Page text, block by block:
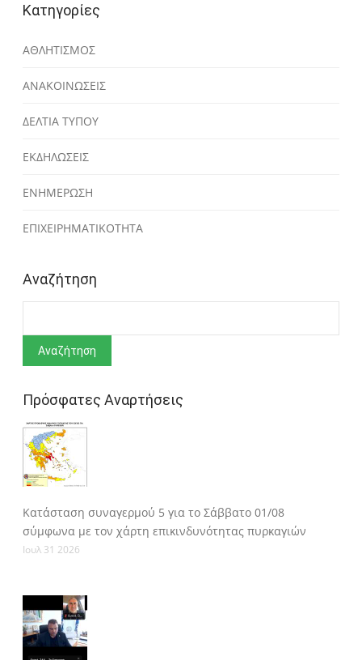
Κατηγορίες
ΑΘΛΗΤΙΣΜΟΣ
ΑΝΑΚΟΙΝΩΣΕΙΣ
ΔΕΛΤΙΑ ΤΥΠΟΥ
ΕΚΔΗΛΩΣΕΙΣ
ΕΝΗΜΕΡΩΣΗ
ΕΠΙΧΕΙΡΗΜΑΤΙΚΟΤΗΤΑ
Αναζήτηση
Πρόσφατες Αναρτήσεις
Κατάσταση συναγερμού 5 για το Σάββατο 01/08
σύμφωνα με τον χάρτη επικινδυνότητας πυρκαγιών
Ιουλ 31 2026